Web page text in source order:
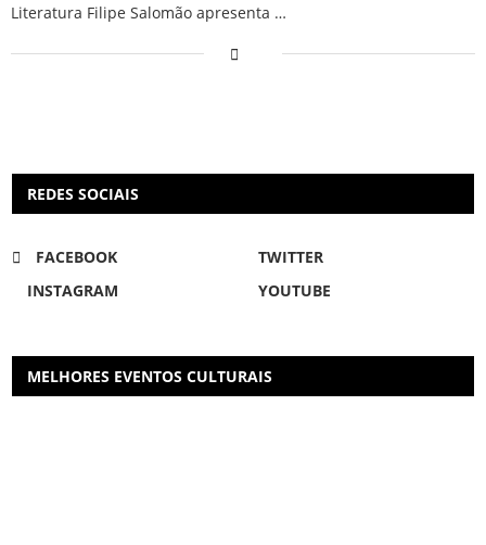
Literatura Filipe Salomão apresenta …
REDES SOCIAIS
FACEBOOK
TWITTER
INSTAGRAM
YOUTUBE
MELHORES EVENTOS CULTURAIS